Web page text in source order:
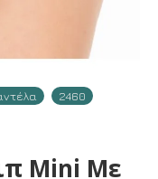
2460
Mini Με